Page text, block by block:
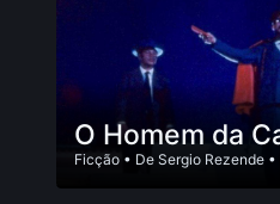
O Homem da
Ficção • De Sergio Rezende •